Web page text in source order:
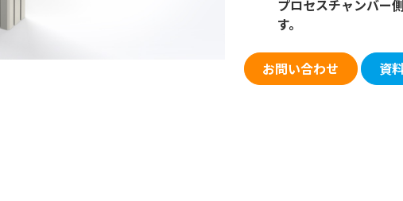
プロセスチャンバー
す。
お問い合わせ 資